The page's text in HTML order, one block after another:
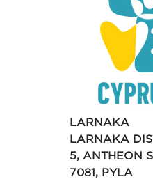
LARNAKA
LARNAKA
5, ANTHEON
7081, PYLA